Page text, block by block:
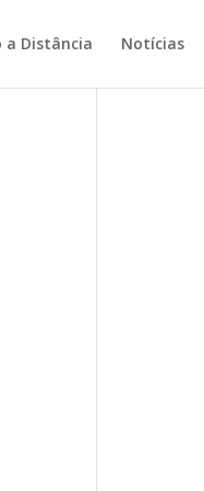
a Distância Notícias